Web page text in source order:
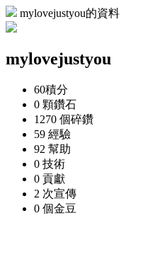
mylovejustyou的資料
mylovejustyou
60積分
0 顆鑽石
1270 個碎鑽
59 經驗
92 幫助
0 技術
0 貢獻
2 次宣傳
0 個金豆